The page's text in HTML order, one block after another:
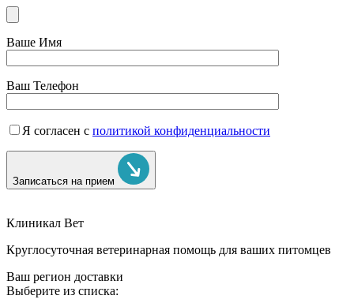
Ваше Имя
Ваш Телефон
Я согласен с политикой конфиденциальности
Записаться на прием
Клиникал Вет
Круглосуточная ветеринарная помощь для ваших питомцев
Ваш регион доставки
Выберите из списка: